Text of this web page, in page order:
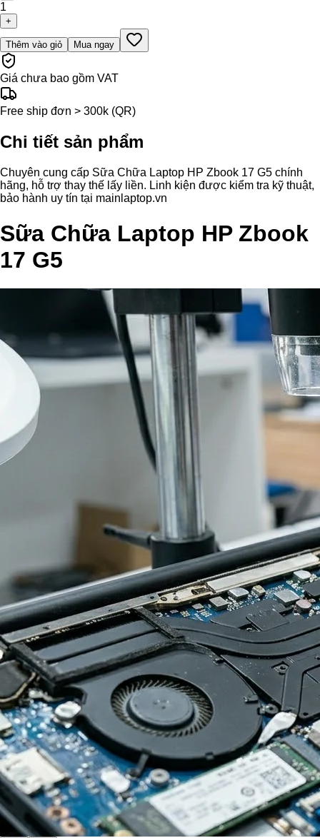
1
+
Thêm vào giỏ Mua ngay
Giá chưa bao gồm VAT
Free ship đơn > 300k (QR)
Chi tiết sản phẩm
Chuyên cung cấp Sữa Chữa Laptop HP Zbook 17 G5 chính
hãng, hỗ trợ thay thế lấy liền. Linh kiện được kiểm tra kỹ thuật,
bảo hành uy tín tại mainlaptop.vn
Sữa Chữa Laptop HP Zbook
17 G5